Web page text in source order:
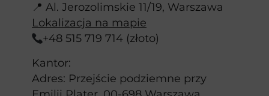
📍 Al. Jerozolimskie 11/19, Warszawa
Lokalizacja na mapie
+48 515 719 714 (złoto)
Kantor:
Adres: Przejście podziemne przy